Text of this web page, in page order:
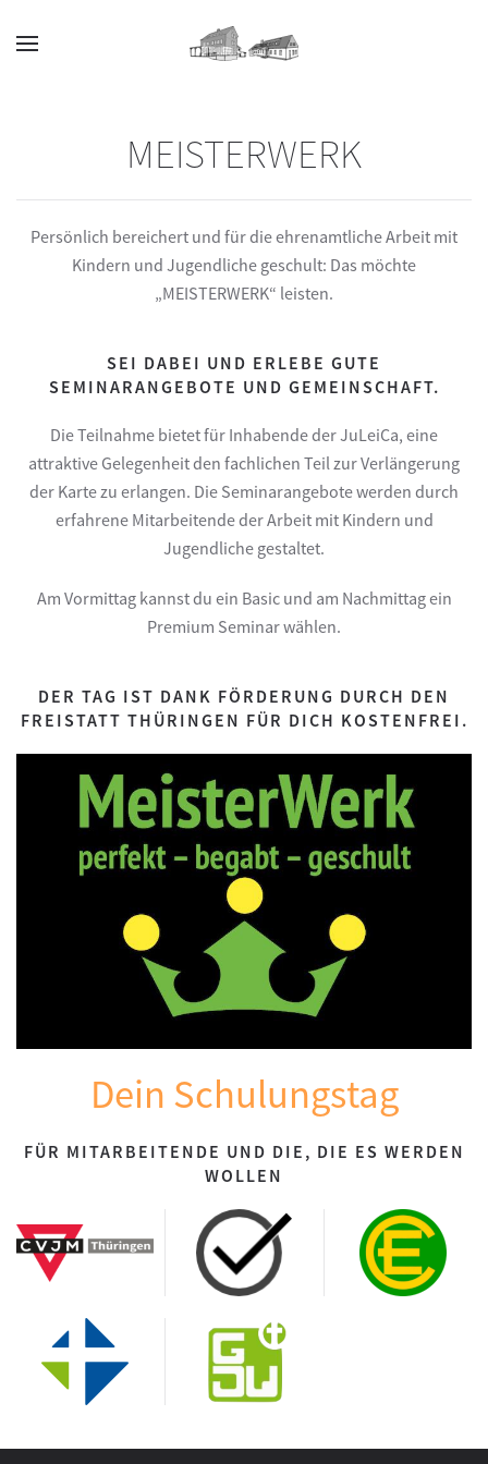
Zum Hauptinhalt springen
MEISTERWERK
Persönlich bereichert und für die ehrenamtliche Arbeit mit
Kindern und Jugendliche geschult: Das möchte
„MEISTERWERK“ leisten.
SEI DABEI UND ERLEBE GUTE
SEMINARANGEBOTE UND GEMEINSCHAFT.
Die Teilnahme bietet für Inhabende der JuLeiCa, eine
attraktive Gelegenheit den fachlichen Teil zur Verlängerung
der Karte zu erlangen. Die Seminarangebote werden durch
erfahrene Mitarbeitende der Arbeit mit Kindern und
Jugendliche gestaltet.
Am Vormittag kannst du ein Basic und am Nachmittag ein
Premium Seminar wählen.
DER TAG IST DANK FÖRDERUNG DURCH DEN
FREISTATT THÜRINGEN FÜR DICH KOSTENFREI.
Dein Schulungstag
FÜR MITARBEITENDE UND DIE, DIE ES WERDEN
WOLLEN